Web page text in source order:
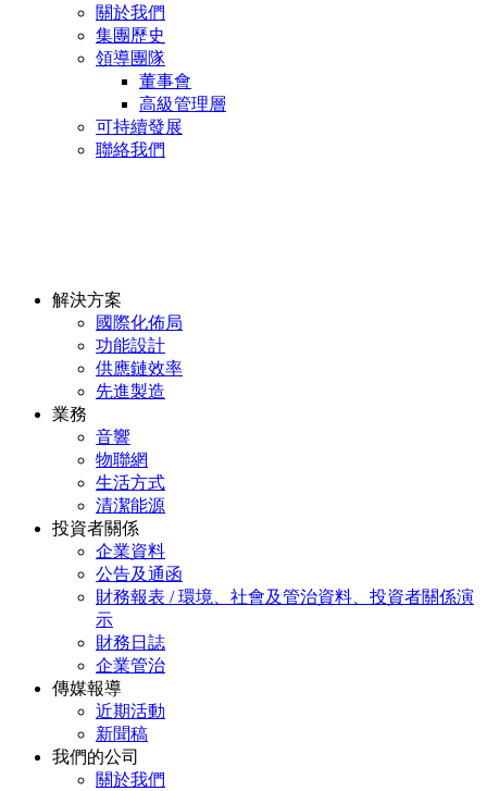
關於我們
集團歷史
領導團隊
董事會
高級管理層
可持續發展
聯絡我們
解決方案
國際化佈局
功能設計
供應鏈效率
先進製造
業務
音響
物聯網
生活方式
清潔能源
投資者關係
企業資料
公告及通函
財務報表 / 環境、社會及管治資料、投資者關係演
示
財務日誌
企業管治
傳媒報導
近期活動
新聞稿
我們的公司
關於我們